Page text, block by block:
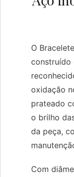
O
construído
oxidação
prateado
o brilho
da peça,
Com